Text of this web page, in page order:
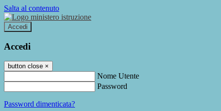
Salta al contenuto
Accedi
Accedi
button close ×
Nome Utente
Password
Password dimenticata?